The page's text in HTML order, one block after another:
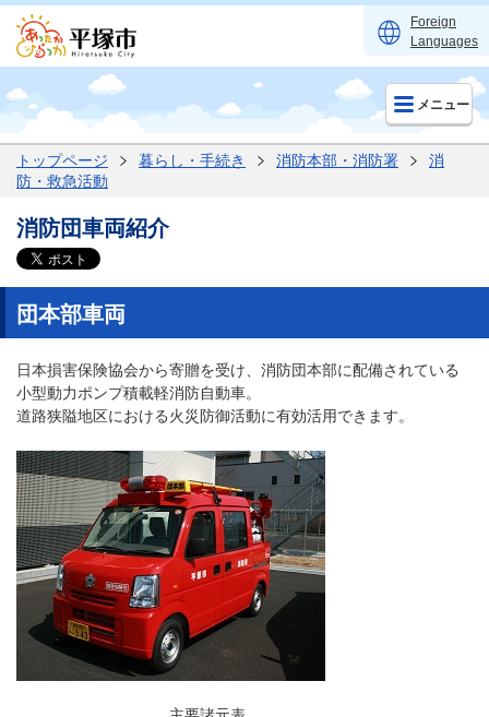
Foreign
Languages
メニュー
トップページ 暮らし・手続き 消防本部・消防署
消
防・救急活動
消防団車両紹介
団本部車両
日本損害保険協会から寄贈を受け、消防団本部に配備されている
小型動力ポンプ積載軽消防自動車。
道路狭隘地区における火災防御活動に有効活用できます。